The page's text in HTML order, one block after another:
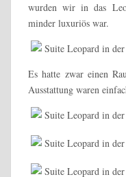
wurden wir in das
minder luxuriös war.
Es hatte zwar einen
Ausstattung waren